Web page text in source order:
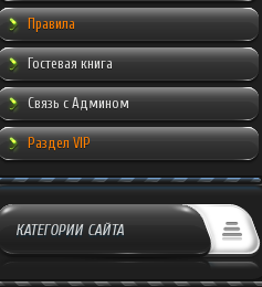
Правила
Гостевая книга
Связь с Админом
Раздел VIP
КАТЕГОРИИ САЙТА